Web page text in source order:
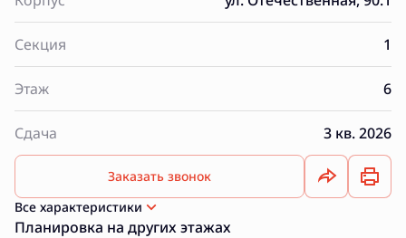
Секция 1
Этаж 6
Сдача 3 кв. 2026
Заказать звонок
Все характеристики
Планировка на других этажах